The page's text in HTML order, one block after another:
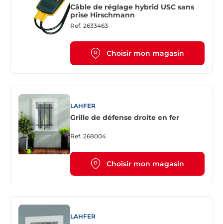
Câble de réglage hybrid USC sans
prise Hirschmann
Ref. 2633463
Choisir mon magasin
LAHFER
Grille de défense droite en fer
Ref. 268004
Choisir mon magasin
LAHFER